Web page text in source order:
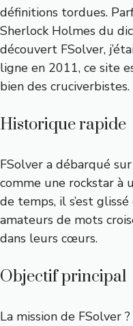
définitions tordues.
Sherlock Holmes du
découvert FSolver,
ligne en 2011, ce site
bien des cruciverbistes.
Historique rapide
FSolver a débarqué
comme une rockstar à
de temps, il s’est
amateurs de mots
dans leurs cœurs.
Objectif principal
La mission de FSolver